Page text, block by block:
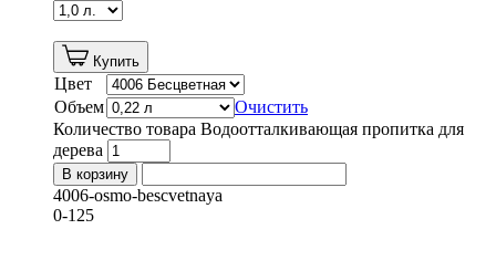
Купить
Цвет
Объем
Очистить
Количество товара Водоотталкивающая пропитка для
дерева
В корзину
4006-osmo-bescvetnaya
0-125